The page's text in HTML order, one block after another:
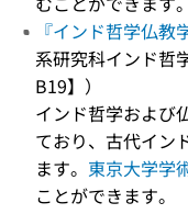
『インド哲学仏教
系研究科インド
B19】）
インド哲学および
ており、古代イン
ます。 東京大学学
ことができます。